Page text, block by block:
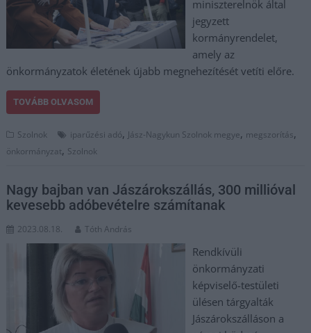
miniszterelnök által
jegyzett
kormányrendelet,
amely az
önkormányzatok életének újabb megnehezítését vetíti előre.
TOVÁBB OLVASOM
Szolnok iparűzési adó, Jász-Nagykun Szolnok megye, megszorítás,
önkormányzat, Szolnok
Nagy bajban van Jászárokszállás, 300 millióval
kevesebb adóbevételre számítanak
2023.08.18. Tóth András
Rendkívüli
önkormányzati
képviselő-testületi
ülésen tárgyalták
Jászárokszálláson a